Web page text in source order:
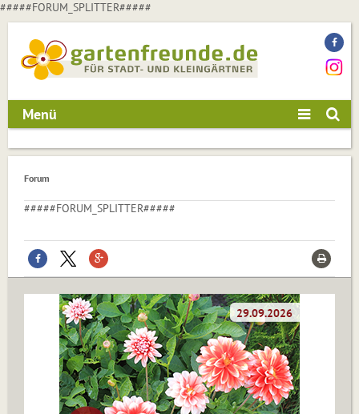
#####FORUM_SPLITTER#####
Menü
Forum
#####FORUM_SPLITTER#####